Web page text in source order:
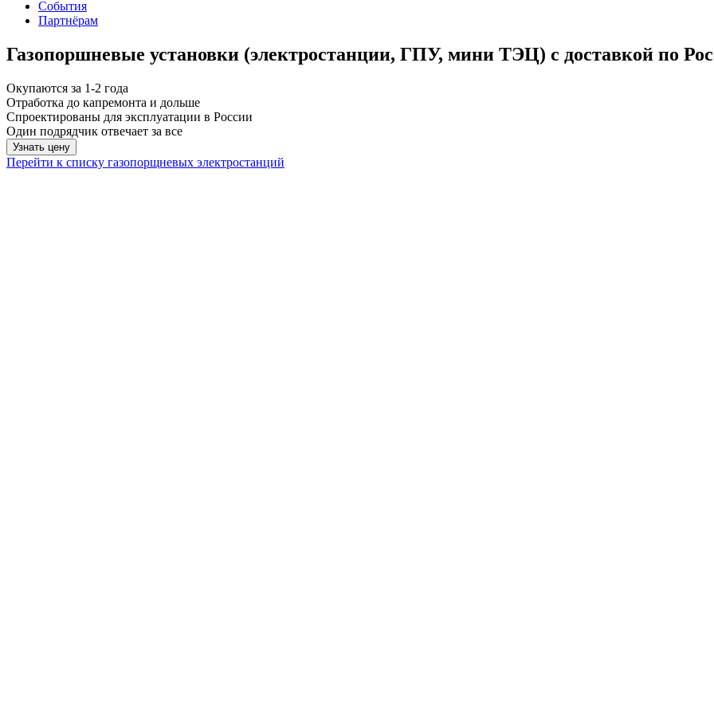
События
Партнёрам
Газопоршневые установки (электростанции, ГПУ, мини ТЭЦ) с доставкой по
Окупаются за 1-2 года
Отработка до капремонта и дольше
Спроектированы для эксплуатации в России
Один подрядчик отвечает за все
Узнать цену
Перейти к списку газопорщневых электростанций